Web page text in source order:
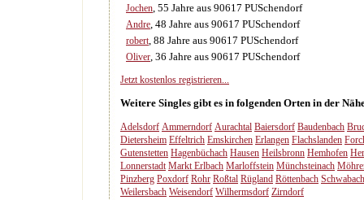
Jochen, 55 Jahre aus 90617 PUSchendorf
Andre, 48 Jahre aus 90617 PUSchendorf
robert, 88 Jahre aus 90617 PUSchendorf
Oliver, 36 Jahre aus 90617 PUSchendorf
Jetzt kostenlos registrieren...
Weitere Singles gibt es in folgenden Orten in der
Adelsdorf Ammerndorf Aurachtal Baiersdorf Baudenbach
Dietersheim Effeltrich Emskirchen Erlangen Flachslanden
Gutenstetten Hagenbüchach Hausen Heilsbronn Hemhofen
Lonnerstadt Markt Erlbach Marloffstein Münchsteinach
Pinzberg Poxdorf Rohr Roßtal Rügland Röttenbach Schwabach
Weilersbach Weisendorf Wilhermsdorf Zirndorf